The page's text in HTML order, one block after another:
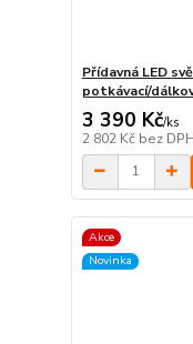
Přídavná LED
potkávací/
3 390 Kč/ks
2 802 Kč bez DPH
Akce
Novinka